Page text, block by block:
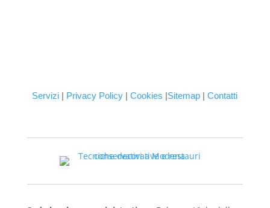
Servizi | Privacy Policy |Cookies |Sitemap |Contatti